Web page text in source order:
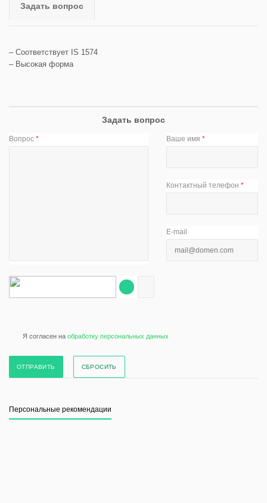
Задать вопрос
– Соответствует IS 1574
– Высокая форма
Задать вопрос
Вопрос * Ваше имя*
Контактный телефон*
E-mail
Я согласен на обработку персональных данных
СБРОСИТЬ
Персональные рекомендации